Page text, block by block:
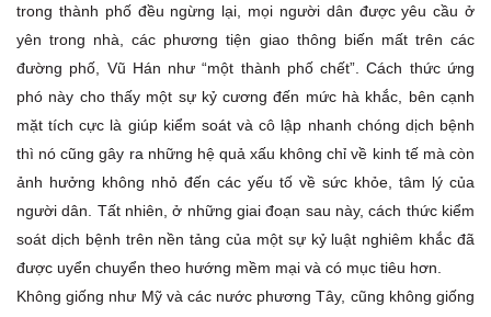
trong thành phố đều ngừng lại, mọi người dân được yêu cầu ở
yên trong nhà, các phương tiện giao thông biến mất trên các
đường phố, Vũ Hán như “một thành phố chết”. Cách thức ứng
phó này cho thấy một sự kỷ cương đến mức hà khắc, bên cạnh
mặt tích cực là giúp kiểm soát và cô lập nhanh chóng dịch bệnh
thì nó cũng gây ra những hệ quả xấu không chỉ về kinh tế mà còn
ảnh hưởng không nhỏ đến các yếu tố về sức khỏe, tâm lý của
người dân. Tất nhiên, ở những giai đoạn sau này, cách thức kiểm
soát dịch bệnh trên nền tảng của một sự kỷ luật nghiêm khắc đã
được uyển chuyển theo hướng mềm mại và có mục tiêu hơn.
Không giống như Mỹ và các nước phương Tây, cũng không giống